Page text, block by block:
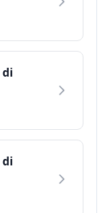
di
di